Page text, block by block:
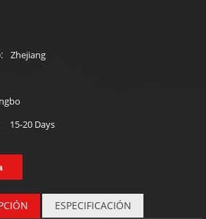
Zhejiang
15-20 Days
ESPECIFICACIÓN